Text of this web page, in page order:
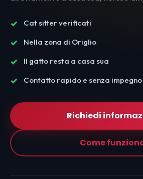
Cat sitter verificati
Nella zona di Origlio
Il gatto resta a casa sua
Contatto rapido e senza impegno
Richiedi
Come